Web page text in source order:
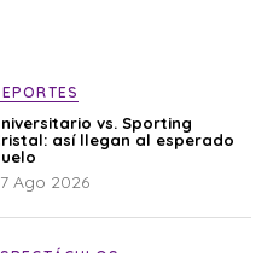
vs. Sporting
así llegan al esperado
Ago 2026